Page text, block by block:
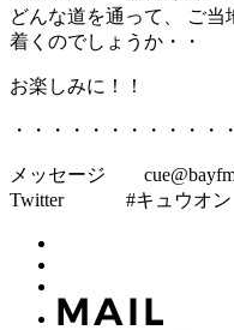
どんな道を通って、 ご当
着くのでしょうか・・
お楽しみに！！
・・・・・・・・・・・
メッセージ
Twitter #キュウオン